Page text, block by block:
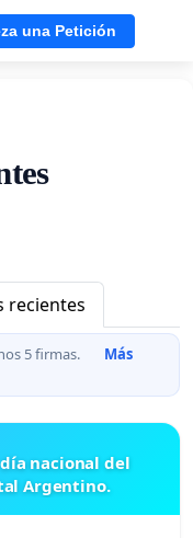
una Petición
recientes
5 firmas.
Más
nacional del
Argentino.